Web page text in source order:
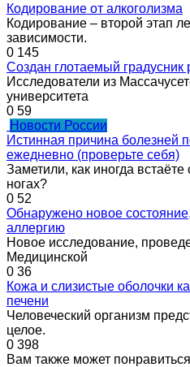
Кодирование от алкоголизма
Кодирование – второй этап
зависимости.
0 145
Создан глотаемый градусник
Исследователи из
университета
0 59
Новости России
Истинная причина болезней
ежедневно (проверьте себя)
Заметили, как иногда
ногах?
0 52
Обнаружено новое
аллергию
Новое исследование,
Медицинской
0 36
Кожа и слизистые оболочки
печени
Человеческий организм
целое.
0 398
Вам также может понравиться